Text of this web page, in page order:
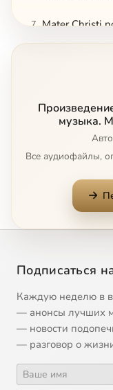
7 Mater Christi
Anna Mater
11 There is no
Tota pulcra
музыка.
Все аудиофайлы,
Подписаться
Каждую неделю в
— анонсы лучших
— новости
— разговор о